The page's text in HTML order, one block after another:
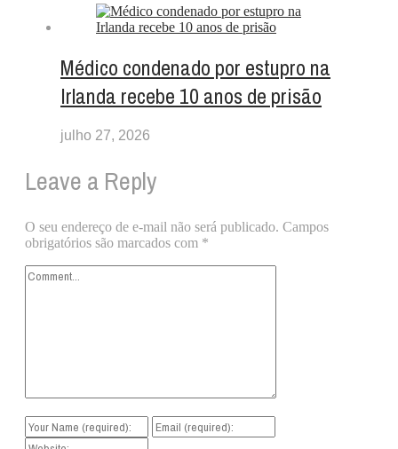
Médico condenado por estupro na
Irlanda recebe 10 anos de prisão
julho 27, 2026
Leave a Reply
O seu endereço de e-mail não será publicado. Campos
obrigatórios são marcados com *